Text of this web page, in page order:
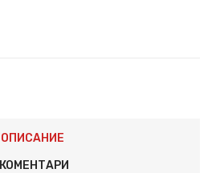
ОПИСАНИЕ
КОМЕНТАРИ